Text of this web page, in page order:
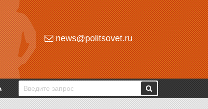
news@politsovet.ru